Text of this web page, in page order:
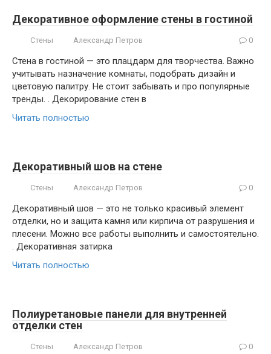
Декоративное оформление стены в гостиной
Стены Александр Петров 0
Стена в гостиной — это плацдарм для творчества. Важно
учитывать назначение комнаты, подобрать дизайн и
цветовую палитру. Не стоит забывать и про популярные
тренды. . Декорирование стен в
Читать полностью
Декоративный шов на стене
Стены Александр Петров 0
Декоративный шов — это не только красивый элемент
отделки, но и защита камня или кирпича от разрушения и
плесени. Можно все работы выполнить и самостоятельно.
. Декоративная затирка
Читать полностью
Полиуретановые панели для внутренней
отделки стен
Стены Александр Петров 0